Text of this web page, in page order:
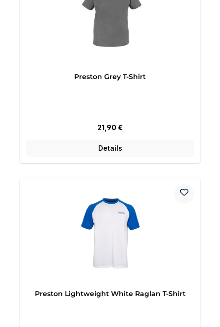
Preston Grey T-Shirt
Regulärer Preis:
21,90 €
Details
Preston Lightweight White Raglan T-Shirt